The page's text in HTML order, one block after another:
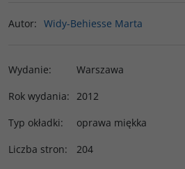
Autor: Widy-Behiesse Marta
Wydanie:
Warszawa
Rok wydania: 2012
Typ okładki:
oprawa miękka
Liczba stron:
204